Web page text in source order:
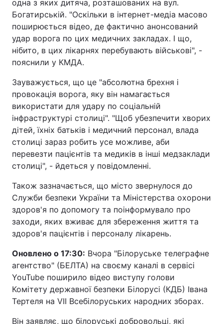
одна з яких дитяча, розташованих на вул.
Богатирській. "Оскільки в інтернет-медіа масово
поширюється відео, де фактично анонсований
удар ворога по цих медичних закладах. І що,
нібито, в цих лікарнях перебувають військові", -
пояснили у КМДА.
Зауважується, що це "абсолютна брехня і
провокація ворога, яку він намагається
використати для удару по соціальній
інфраструктурі столиці". "Щоб убезпечити хворих
дітей, їхніх батьків і медичний персонал, влада
столиці зараз робить усе можливе, аби
перевезти пацієнтів та медиків в інші медзаклади
столиці", - йдеться у повідомленні.
Також зазначається, що місто звернулося до
Служби безпеки України та Міністерства охорони
здоров'я по допомогу та поінформувало про
заходи, яких вживає для збереження життя та
здоров'я пацієнтів і персоналу лікарень.
Оновлено о 17:30: Вчора "Білоруське телеграфне
агентство" (БЕЛТА) на своєму каналі в сервісі
YouTube поширило відео виступу голови
Комітету державної безпеки Білорусі (КДБ) Івана
Тертеля на VII Всебілоруських народних зборах.
Він заявляє, що білоруські добровольці, які